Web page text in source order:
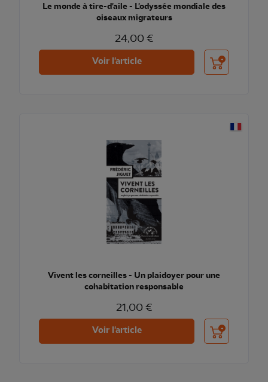
Le monde à tire-d'aile - L'odyssée mondiale des
oiseaux migrateurs
24,00 €
Voir l'article Ajouter au
Vivent les corneilles - Un plaidoyer pour une
cohabitation responsable
21,00 €
Voir l'article Ajouter au